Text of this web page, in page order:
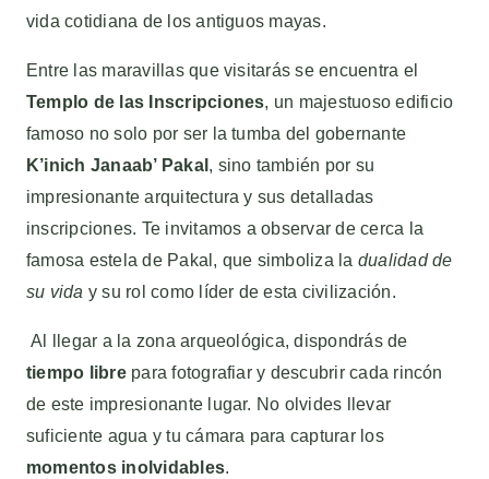
vida cotidiana de los antiguos mayas.
Entre las maravillas que visitarás se encuentra el
Templo de las Inscripciones, un majestuoso edificio
famoso no solo por ser la tumba del gobernante
K’inich Janaab’ Pakal , sino también por su
impresionante arquitectura y sus detalladas
inscripciones. Te invitamos a observar de cerca la
famosa estela de Pakal, que simboliza la dualidad de
su vida y su rol como líder de esta civilización.
Al llegar a la zona arqueológica, dispondrás de
tiempo librepara fotografiar y descubrir cada rincón
de este impresionante lugar. No olvides llevar
suficiente agua y tu cámara para capturar los
momentos inolvidables.